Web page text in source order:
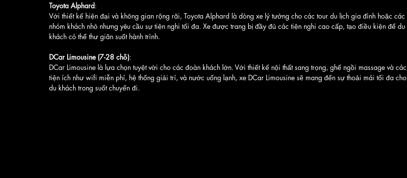
Toyota Alphard:
Với thiết kế hiện đại và không gian rộng rãi, Toyota Alphard là dòng xe lý tưởng cho các tour du lịch gia đình hoặc các
nhóm khách nhỏ nhưng yêu cầu sự tiện nghi tối đa. Xe được trang bị đầy đủ các tiện nghi cao cấp, tạo điều kiện để du
khách có thể thư giãn suốt hành trình.
DCar Limousine (7-28 chỗ):
DCar Limousine là lựa chọn tuyệt vời cho các đoàn khách lớn. Với thiết kế nội thất sang trọng, ghế ngồi massage và các
tiện ích như wifi miễn phí, hệ thống giải trí, và nước uống lạnh, xe DCar Limousine sẽ mang đến sự thoải mái tối đa cho
du khách trong suốt chuyến đi.